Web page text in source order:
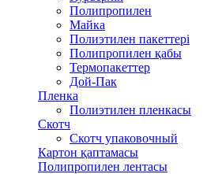
Полипропилен
Майка
Полиэтилен пакеттері
Полипропилен қабы
Термопакеттер
Дой-Пак
Пленка
Полиэтилен пленкасы
Скотч
Скотч упаковочный
Картон қаптамасы
Полипропилен лентасы